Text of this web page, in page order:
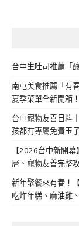
台中生吐司推薦「
南屯美食推薦「有
夏季菜單全新開箱！
台中寵物友善日料
孩都有專屬免費玉
【2026台中新開
層、寵物友善完整
新年聚餐來有春！
吃炸年糕、麻油雞